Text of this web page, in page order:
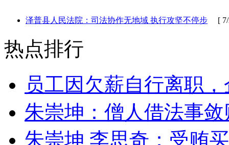
泽普县人民法院：司法协作无地域 执行攻坚不停步 [ 7/
热点排行
员工因欠薪自行离职
朱崇坤：僧人借法事
朱崇坤 李思奇：受贿